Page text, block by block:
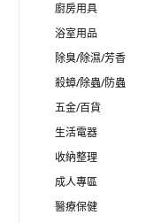
廚房用具
浴室用品
除臭/除濕/芳香
殺蟑/除蟲/防蟲
五金/百貨
生活電器
收納整理
成人專區
醫療保健